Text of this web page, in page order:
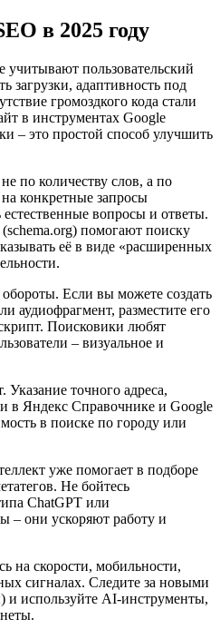
в 2025 году
пользовательский
загрузки, адаптивность под
громоздкого кода стали
в инструментах Google
– это простой способ улучшить
по количеству слов, а по
конкретные запросы
естественные вопросы и ответы.
помогают поиску
её в виде «расширенных
Если вы можете создать
аудиофрагмент, разместите его
Поисковики любят
– визуальное и
точного адреса,
в Яндекс Справочнике и Google
в поиске по городу или
уже помогает в подборе
Не бойтесь
ChatGPT или
– они ускоряют работу и
на скорости, мобильности,
сигналах. Следите за новыми
и используйте AI‑инструменты,